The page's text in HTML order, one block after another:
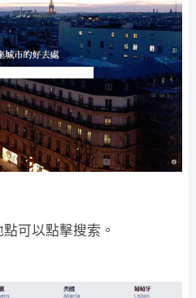
可以點擊搜索。